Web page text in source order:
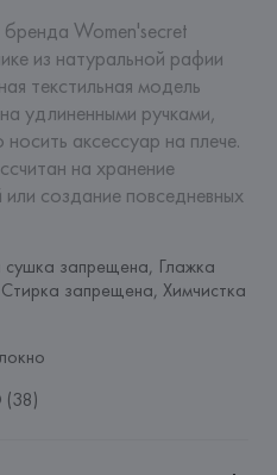
Women'secret
из натуральной рафии
текстильная модель
удлиненными ручками,
аксессуар на плече.
на хранение
создание повседневных
запрещена, Глажка
запрещена, Химчистка
(38)